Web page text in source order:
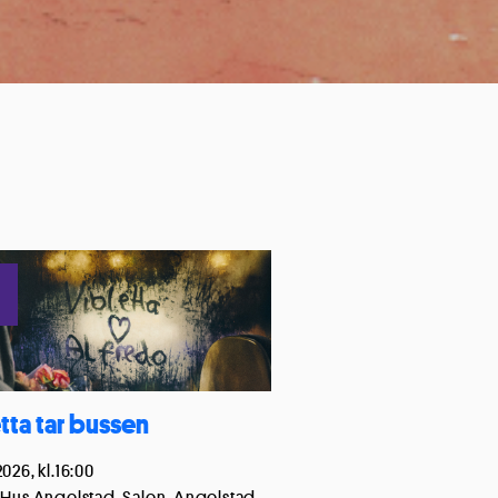
innehåll och
tar bussen
kl.16:00